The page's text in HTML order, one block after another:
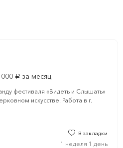
руб. за месяц
фестиваля «Видеть и Слышать»
искусстве. Работа в г.
В закладки
1 неделя 1 день